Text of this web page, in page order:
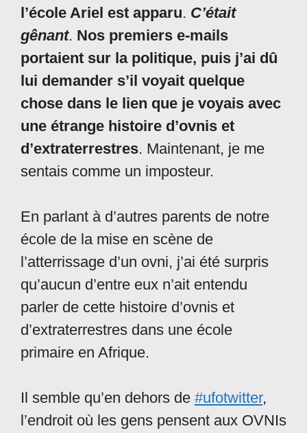
l’école Ariel est apparu. C’était
gênant. Nos premiers e-mails
portaient sur la politique, puis j’ai dû
lui demander s’il voyait quelque
chose dans le lien que je voyais avec
une étrange histoire d’ovnis et
d’extraterrestres. Maintenant, je me
sentais comme un imposteur.
En parlant à d’autres parents de notre
école de la mise en scène de
l’atterrissage d’un ovni, j’ai été surpris
qu’aucun d’entre eux n’ait entendu
parler de cette histoire d’ovnis et
d’extraterrestres dans une école
primaire en Afrique.
Il semble qu’en dehors de #ufotwitter,
l’endroit où les gens pensent aux OVNIs